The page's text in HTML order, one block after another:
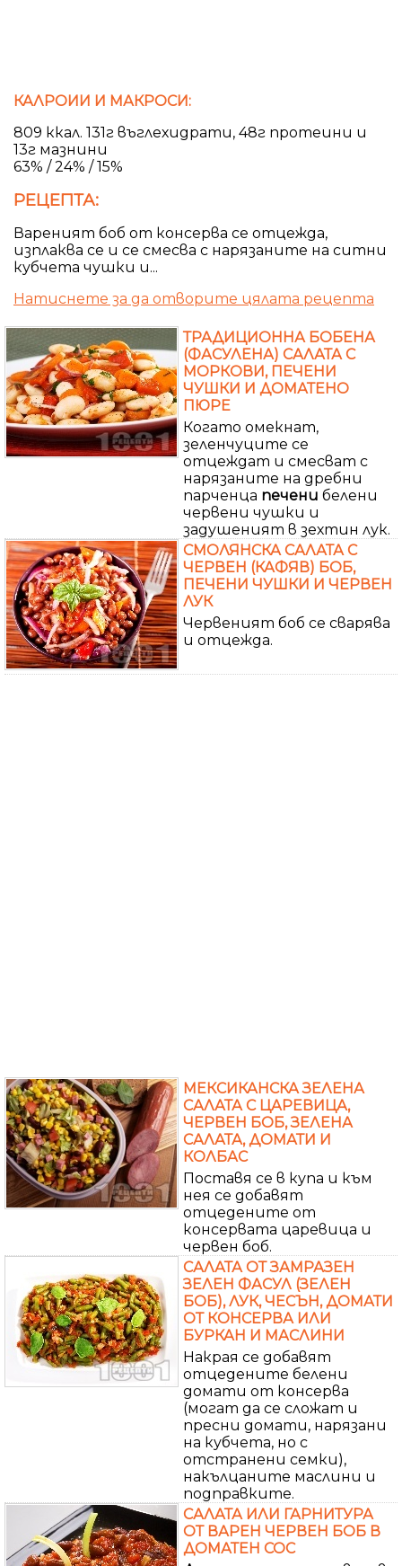
КАЛРОИИ И МАКРОСИ:
809 ккал. 131г въглехидрати, 48г протеини и
13г мазнини
63% / 24% / 15%
РЕЦЕПТА:
Вареният боб от консерва се отцежда,
изплаква се и се смесва с нарязаните на ситни
кубчета чушки и...
Натиснете за да отворите цялата рецепта
ТРАДИЦИОННА БОБЕНА
(ФАСУЛЕНА) САЛАТА С
МОРКОВИ, ПЕЧЕНИ
ЧУШКИ И ДОМАТЕНО
ПЮРЕ
Когато омекнат,
зеленчуците се
отцеждат и смесват с
нарязаните на дребни
парченца печени белени
червени чушки и
задушеният в зехтин лук.
СМОЛЯНСКА САЛАТА С
ЧЕРВЕН (КАФЯВ) БОБ,
ПЕЧЕНИ ЧУШКИ И ЧЕРВЕН
ЛУК
Червеният боб се сварява
и отцежда.
МЕКСИКАНСКА ЗЕЛЕНА
САЛАТА С ЦАРЕВИЦА,
ЧЕРВЕН БОБ, ЗЕЛЕНА
САЛАТА, ДОМАТИ И
КОЛБАС
Поставя се в купа и към
нея се добавят
отцедените от
консервата царевица и
червен боб.
САЛАТА ОТ ЗАМРАЗЕН
ЗЕЛЕН ФАСУЛ (ЗЕЛЕН
БОБ), ЛУК, ЧЕСЪН, ДОМАТИ
ОТ КОНСЕРВА ИЛИ
БУРКАН И МАСЛИНИ
Накрая се добавят
отцедените белени
домати от консерва
(могат да се сложат и
пресни домати, нарязани
на кубчета, но с
отстранени семки),
накълцаните маслини и
подправките.
САЛАТА ИЛИ ГАРНИТУРА
ОТ ВАРЕН ЧЕРВЕН БОБ В
ДОМАТЕН СОС